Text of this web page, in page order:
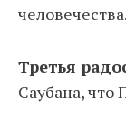
человечества.
Третья